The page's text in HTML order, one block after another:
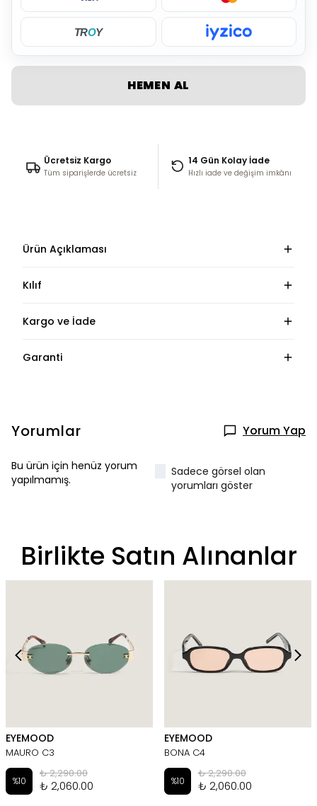
TROY
HEMEN AL
Ücretsiz Kargo
Tüm siparişlerde ücretsiz
14 Gün Kolay İade
Hızlı iade ve değişim imkânı
Ürün Açıklaması
Kılıf
Kargo ve İade
Garanti
Yorumlar Yorum Yap
Bu ürün için henüz yorum
yapılmamış.
Sadece görsel olan
yorumları göster
Birlikte Satın Alınanlar
EYEMOOD
MAURO C3
%10
₺ 2,290.00
₺ 2,060.00
EYEMOOD
BONA C4
%10
₺ 2,290.00
₺ 2,060.00